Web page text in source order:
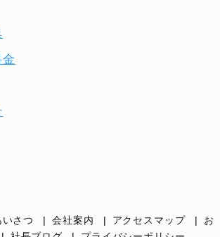
さつ 会社案内 アクセスマップ
お